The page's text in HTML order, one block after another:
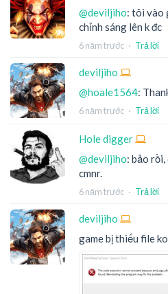
@deviljiho: tôi vào
chỉnh sáng lên k đc
6 năm trước · Trả lời
deviljiho
@hoale1564:
6 năm trước · Trả lời
Hole digger
@deviljiho: bảo
cmnr.
6 năm trước · Trả lời
deviljiho
game bị thiếu file